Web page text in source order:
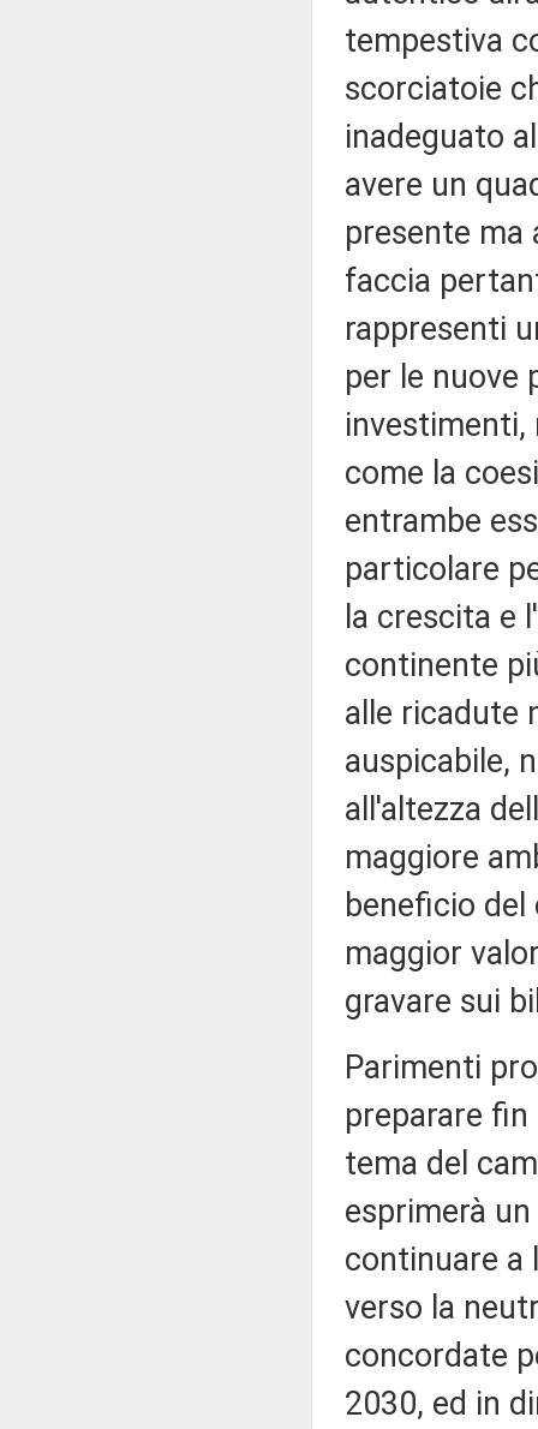
tempestiva
scorciatoie
inadeguato
avere un
presente
faccia
rappresenti
per le nuove
investimenti,
come la
entrambe
particolare
la crescita e
continente
alle ricadute
auspicabile,
all'altezza
maggiore
beneficio
maggior
gravare sui
Parimenti
preparare fin
tema del
esprimerà
continuare a
verso la
concordate
2030, ed in